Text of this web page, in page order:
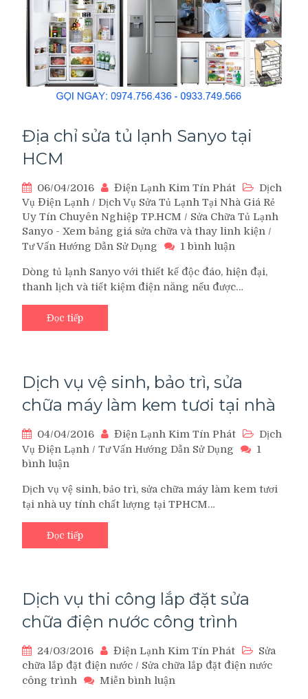
tphcm
Địa chỉ sửa tủ lạnh Sanyo tại
HCM
06/04/2016 Điện Lạnh Kim Tín Phát
Dịch
Vụ Điện Lạnh / Dịch Vụ Sửa Tủ Lạnh Tại Nhà Giá Rẻ
Uy Tín Chuyên Nghiệp TP.HCM / Sửa Chữa Tủ Lạnh
Sanyo - Xem bảng giá sửa chữa và thay linh kiện /
Tư Vấn Hướng Dẫn Sử Dụng
1 bình luận
chỉ
sửa
Dòng tủ lạnh Sanyo với thiết kế độc đáo, hiện đại,
thanh lịch và tiết kiệm điện năng nếu được…
Đọc tiếp
Dịch vụ vệ sinh, bảo trì, sửa
chữa máy làm kem tươi tại nhà
04/04/2016 Điện Lạnh Kim Tín Phát
Dịch
Vụ Điện Lạnh / Tư Vấn Hướng Dẫn Sử Dụng
1
bình luận
vụ
vệ
sinh,
bảo
trì,
máy
làm
kem
tại
nhà
Dịch vụ vệ sinh, bảo trì, sửa chữa máy làm kem tươi
tại nhà uy tính chất lượng tại TPHCM…
Đọc tiếp
Dịch vụ thi công lắp đặt sửa
chữa điện nước công trình
24/03/2016 Điện Lạnh Kim Tín Phát
Sửa
chữa lắp đặt điện nước / Sửa chữa lắp đặt điện nước
công trình
Miễn bình luận